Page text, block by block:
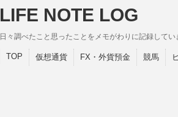
LIFE NOTE LOG
日々調べたこと思ったことをメモがわりに記録してい
TOP 仮想通貨 FX・外貨預金 競馬